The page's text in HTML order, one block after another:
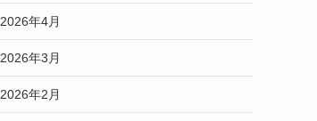
2026年4月
2026年3月
2026年2月